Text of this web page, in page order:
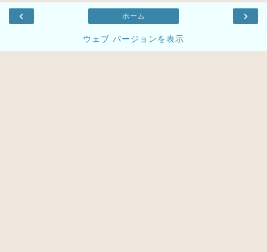
‹ ›
ホーム
ウェブ バージョンを表示